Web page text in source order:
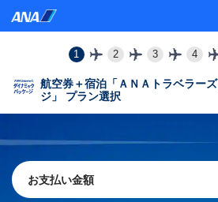
1 2 3 4
航空券＋宿泊「ＡＮＡトラベラー
ジ」 プラン選択
お支払い金額